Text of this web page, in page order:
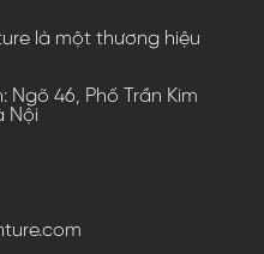
là một thương hiệu
Ngõ 46, Phố Trần Kim
Nội